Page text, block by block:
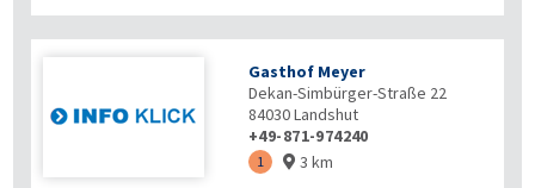
Gasthof Meyer
Dekan-Simbürger-Straße 22
84030Landshut
+49-871-974240
1  3 km